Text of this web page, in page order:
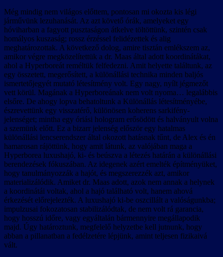
Még mindig nem világos előttem, pontosan mi okozta kis légi
járművünk lezuhanását. Az azt követő órák, amelyeket egy
hóviharban a fagyott pusztaságon átkelve töltöttünk, szintén csak
homályos kuszaság; rossz érzéssel felidézettek és alig
meghatározottak. A következő dolog, amire tisztán emlékszem az,
amikor végre megközelítettük a dr. Maas által adott koordinátákat,
ahol a Hyperboreát reméltük felfedezni. Amit helyette találtunk, az
egy összetett, megerősített, a különállási technika minden baljós
ismertetőjegyét mutató létesítmény volt. Egy nagy, nyílt jégmezőt
vett körül. Magának a Hyperboreának nem volt nyoma… legalábbis
elsőre. De ahogy lopva behatoltunk a Különállás létesítményébe,
észrevettünk egy visszatérő, különösen koherens sarkifény-
jelenséget; mintha egy óriási hologram erősödött és halványult volna
a szemünk előtt. Ez a bizarr jelenség először egy hatalmas
különállási lencserendszer által okozott hatásnak tűnt, de Alex és én
hamarosan rájöttünk, hogy amit látunk, az valójában maga a
Hyperborea luxushajó, ki- és beúszva a létezés határán a különállási
berendezések fókuszában. Az idegenek azért emelték építményüket,
hogy tanulmányozzák a hajót, és megszerezzék azt, amikor
materializálódik. Amiket dr. Maas adott, azok nem annak a helynek
a koordinátái voltak, ahol a hajó található volt, hanem ahová
érkezését előrejelezték. A luxushajó ki-be oszcillált a valóságunkba;
impulzusai fokozatosan stabilizálódtak, de nem volt rá garancia,
hogy hosszú időre, vagy egyáltalán bármennyire megállapodik
majd. Úgy határoztunk, megfelelő helyzetbe kell jutnunk, hogy
abban a pillanatban a fedélzetére lépjünk, amint teljesen fizikaivá
vált.